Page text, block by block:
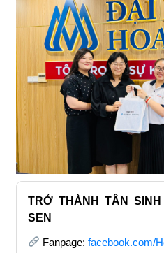
TRỞ THÀNH TÂN
SEN
Fanpage: facebook.com/